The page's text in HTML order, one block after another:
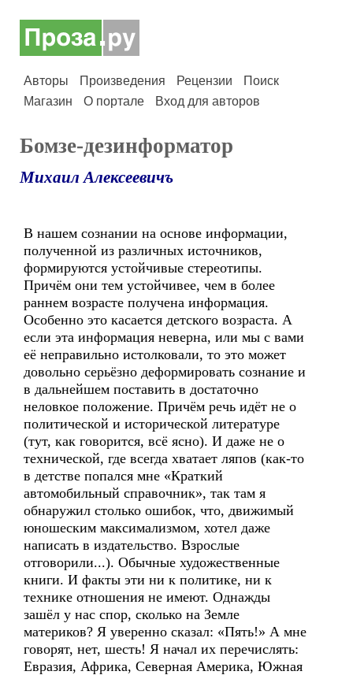
Авторы Произведения Рецензии
Поиск
Магазин
О портале Вход для авторов
Бомзе-дезинформатор
Михаил Алексеевичъ
В нашем сознании на основе информации,
полученной из различных источников,
формируются устойчивые стереотипы.
Причём они тем устойчивее, чем в более
раннем возрасте получена информация.
Особенно это касaется детского возраста. А
если эта информация неверна, или мы с вами
её неправильно истолковали, то это может
довольно серьёзно деформировать сознание и
в дальнейшем поставить в достаточно
неловкое положение. Причём речь идёт не о
политической и исторической литературе
(тут, как говорится, всё ясно). И даже не о
технической, где всегда хватает ляпов (как-то
в детстве попался мне «Краткий
автомобильный справочник», так там я
обнаружил столько ошибок, что, движимый
юношеским максимализмом, хотел даже
написать в издательство. Взрослые
отговорили...). Обычные художественные
книги. И факты эти ни к политике, ни к
технике отношения не имеют. Однажды
зашёл у нас спор, сколько на Земле
материков? Я уверенно сказал: «Пять!» А мне
говорят, нет, шесть! Я начал их перечислять:
Евразия, Африка, Северная Америка, Южная